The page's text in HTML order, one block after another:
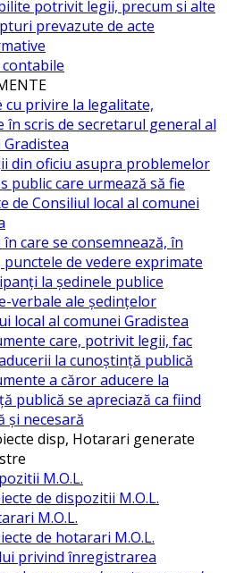
potrivit legii, precum si alte
prevazute de acte
cu privire la legalitate,
în scris de secretarul general al
din oficiu asupra problemelor
public care urmează să fie
de Consiliul local al comunei
care se consemnează, în
de vedere exprimate
la ședinele publice
verbale ale ședințelor
local al comunei Gradistea
care, potrivit legii, fac
la cunoștință publică
a căror aducere la
publică se apreciază ca fiind
și necesară
disp, Hotarari generate
M.O.L.
de dispozitii M.O.L.
M.O.L.
de hotarari M.O.L.
privind înregistrarea